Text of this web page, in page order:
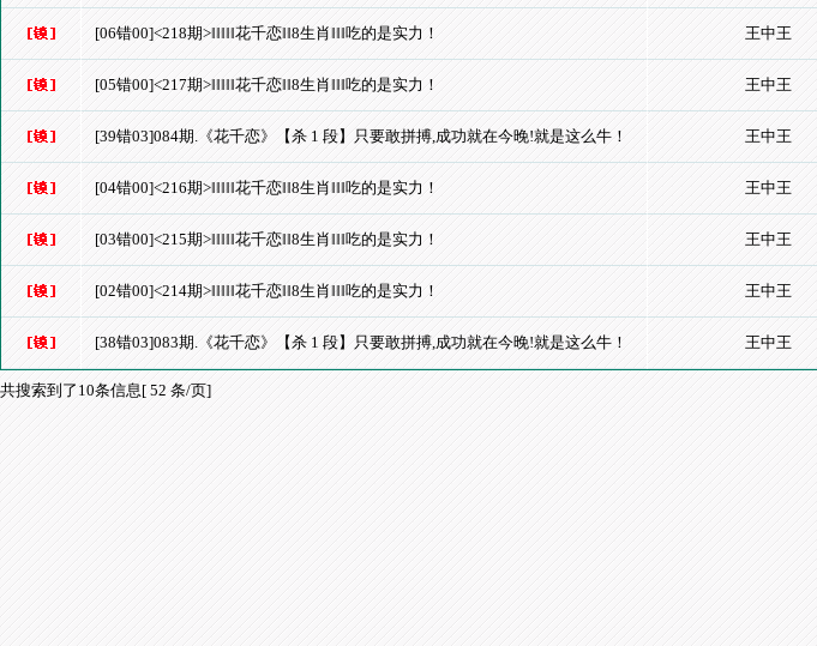
[06错00]<218期>‖‖‖‖‖花千恋‖‖8生肖‖‖‖吃的是实力！ 王中王
[05错00]<217期>‖‖‖‖‖花千恋‖‖8生肖‖‖‖吃的是实力！ 王中王
[39错03]084期.《花千恋》【杀 1 段】只要敢拼搏,成功就在今晚!就是这么牛！ 王中王
[04错00]<216期>‖‖‖‖‖花千恋‖‖8生肖‖‖‖吃的是实力！ 王中王
[03错00]<215期>‖‖‖‖‖花千恋‖‖8生肖‖‖‖吃的是实力！ 王中王
[02错00]<214期>‖‖‖‖‖花千恋‖‖8生肖‖‖‖吃的是实力！ 王中王
[38错03]083期.《花千恋》【杀 1 段】只要敢拼搏,成功就在今晚!就是这么牛！ 王中王
共搜索到了10条信息[ 52 条/页]